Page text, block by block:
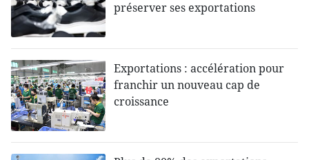
préserver ses exportations
Exportations : accélération pour
franchir un nouveau cap de
croissance